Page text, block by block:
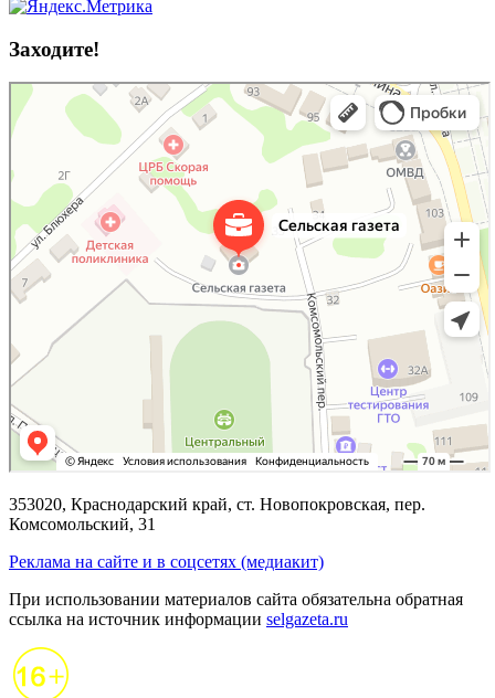
Заходите!
353020, Краснодарский край, ст. Новопокровская, пер.
Комсомольский, 31
Реклама на сайте и в соцсетях (медиакит)
При использовании материалов сайта обязательна обратная
ссылка на источник информации selgazeta.ru